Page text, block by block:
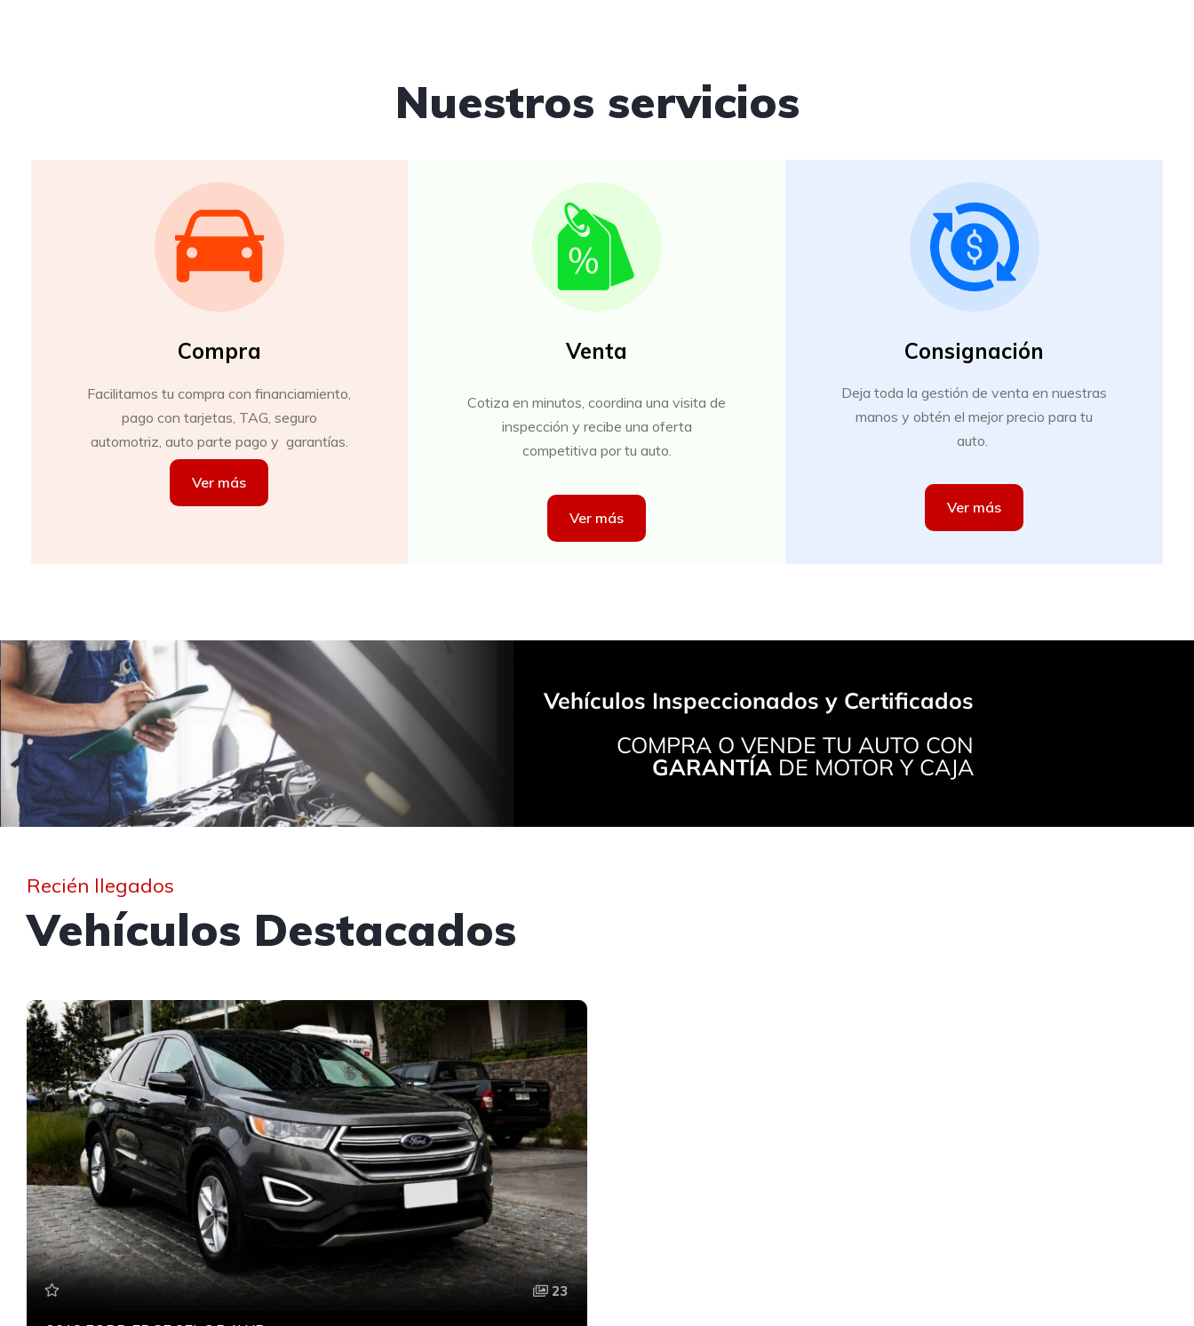
Nuestros servicios
Compra
Facilitamos tu compra con financiamiento,
pago con tarjetas, TAG, seguro
automotriz, auto parte pago y garantías.
Ver más
Venta
Cotiza en minutos, coordina una visita de
inspección y recibe una oferta
competitiva por tu auto.
Ver más
Consignación
Deja toda la gestión de venta en nuestras
manos y obtén el mejor precio para tu
auto.
Ver más
Vehículos Inspeccionados y Certificados
COMPRA O VENDE TU AUTO CON
GARANTÍA DE MOTOR Y CAJA
Recién llegados
Vehículos Destacados
23